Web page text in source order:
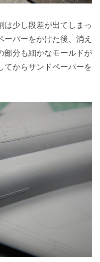
は少し段差が出てしまっ
パーをかけた後、消え
部分も細かなモールドが
てからサンドペーパーを